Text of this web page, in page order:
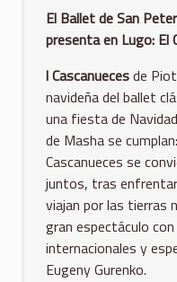
El Ballet de San
presenta en Lugo: El
l Cascanuecesde
navideña del ballet
una fiesta de
de Masha se
Cascanueces se
juntos, tras
viajan por las tierras
gran espectáculo
internacionales y
Eugeny Gurenko.